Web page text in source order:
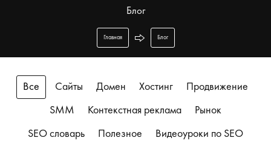
Блог
Главная Блог
Все Сайты Домен Хостинг Продвижение
SMM Контекстная реклама Рынок
SEO словарь Полезное Видеоуроки по SEO